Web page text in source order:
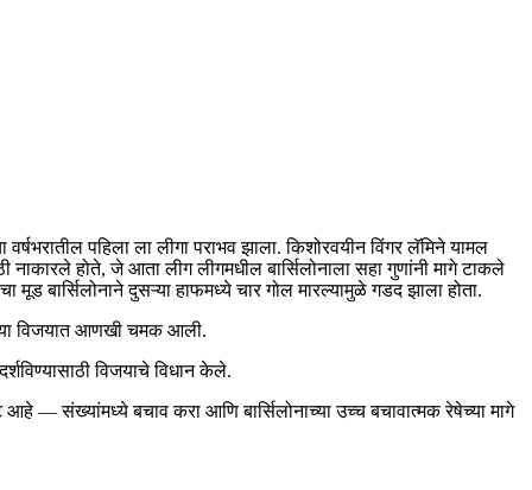
पहिला ला लीगा पराभव झाला. किशोरवयीन विंगर लॅमिने यामल
नाकारले होते, जे आता लीग लीगमधील बार्सिलोनाला सहा गुणांनी मागे टाकले
मूड बार्सिलोनाने दुसऱ्या हाफमध्ये चार गोल मारल्यामुळे गडद झाला होता.
विजयात आणखी चमक आली.
विजयाचे विधान केले.
आहे — संख्यांमध्ये बचाव करा आणि बार्सिलोनाच्या उच्च बचावात्मक रेषेच्या मागे